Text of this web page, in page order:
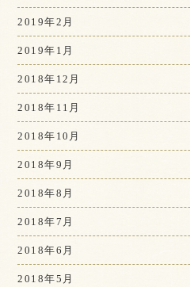
2019年2月
2019年1月
2018年12月
2018年11月
2018年10月
2018年9月
2018年8月
2018年7月
2018年6月
2018年5月